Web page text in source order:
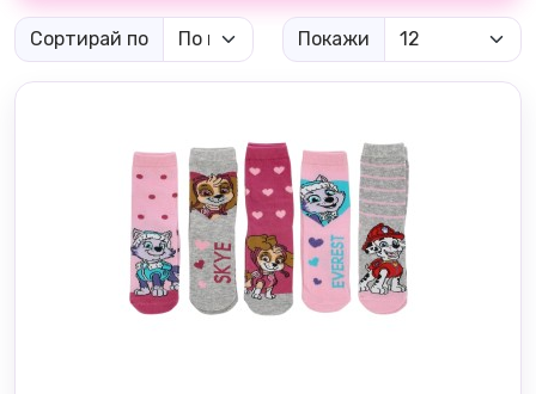
Сортирай по Покажи